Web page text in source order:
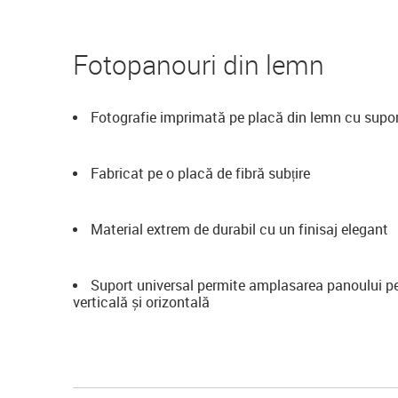
Fotopanouri din lemn
Fotografie imprimată pe placă din lemn cu
Fabricat pe o placă de fibră subțire
Material extrem de durabil cu un finisaj elegant
Suport universal permite amplasarea panoului
verticală și orizontală